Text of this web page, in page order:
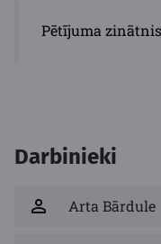
Pētījuma
Darbinieki
Arta Bārdule